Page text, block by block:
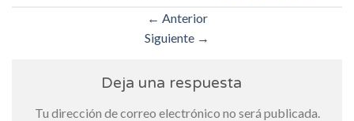
← Anterior
Siguiente →
Deja una respuesta
Tu dirección de correo electrónico no será publicada.